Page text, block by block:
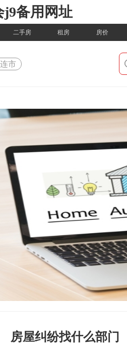
j9备用网址
二手房 租房 房价
市
房屋纠纷找什么部门